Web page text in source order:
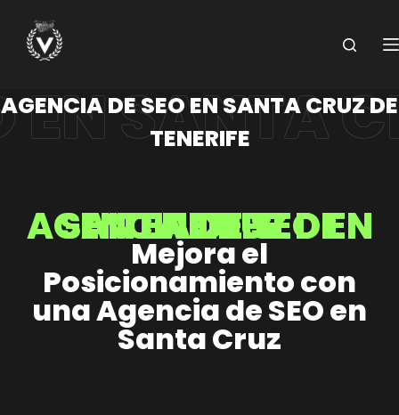
AGENCIA DE SEO EN SANTA CRUZ DE
TENERIFE​
AGENCIA DE SEO EN SANTA CRUZ DE TENERIFE​
Mejora el
Posicionamiento con
una Agencia de SEO en
Santa Cruz